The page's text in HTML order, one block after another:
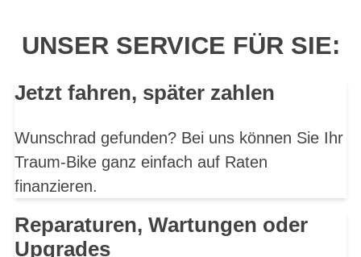
UNSER SERVICE FÜR SIE:
Jetzt fahren, später zahlen
Wunschrad gefunden? Bei uns können Sie Ihr
Traum-Bike ganz einfach auf Raten
finanzieren.
Reparaturen, Wartungen oder
Upgrades